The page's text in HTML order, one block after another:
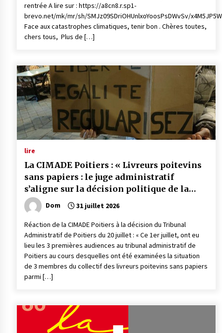
rentrée A lire sur : https://a8cn8.r.sp1-
brevo.net/mk/mr/sh/SMJz09SDriOHUnlxoYoosPsDWvSv/
Face aux catastrophes climatiques, tenir bon . Chères toutes,
chers tous, Plus de […]
lire
La CIMADE Poitiers : « Livreurs poitevins
sans papiers : le juge administratif
s’aligne sur la décision politique de la
préfecture ! »
Dom 31 juillet 2026
Réaction de la CIMADE Poitiers à la décision du Tribunal
Administratif de Poitiers du 20 juillet : « Ce 1er juillet, ont eu
lieu les 3 premières audiences au tribunal administratif de
Poitiers au cours desquelles ont été examinées la situation
de 3 membres du collectif des livreurs poitevins sans papiers
parmi […]